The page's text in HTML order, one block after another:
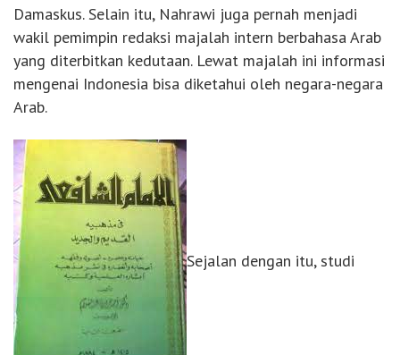
Damaskus. Selain itu, Nahrawi juga pernah menjadi
wakil pemimpin redaksi majalah intern berbahasa Arab
yang diterbitkan kedutaan. Lewat majalah ini informasi
mengenai Indonesia bisa diketahui oleh negara-negara
Arab.
Sejalan dengan itu, studi